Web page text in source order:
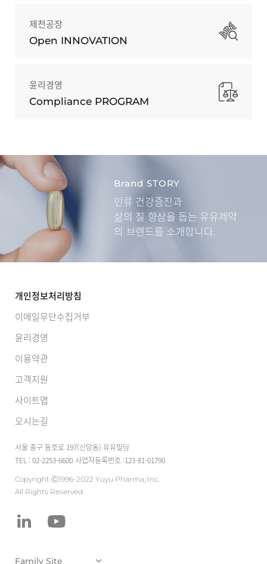
제천공장
Open INNOVATION
윤리경영
Compliance PROGRAM
Brand STORY
인류 건강증진과
삶의 질 향상을 돕는 유유제약
의 브랜드를 소개합니다.
개인정보처리방침
이메일무단수집거부
윤리경영
이용약관
고객지원
사이트맵
오시는길
서울 중구 동호로 197(신당동) 유유빌딩
TEL : 02-2253-6600 사업자등록번호 :123-81-01790
Copyright Ⓒ1996-2022 Yuyu Pharma, Inc.
All Rights Reserved.
유유테이진메디